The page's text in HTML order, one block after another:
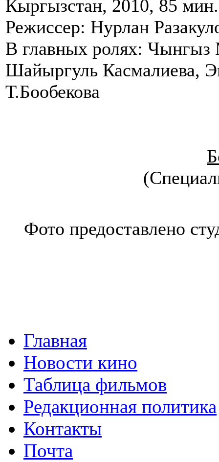
Кыргызстан, 2010, 85 мин.
Режиссер: Нурлан
В главных ролях: Чынгыз
Шайыргуль Касмалиева,
Т.Бообекова
Фото предоставлено
Главная
Новости кино
Таблица фильмов
Редакционная политика
Контакты
Почта